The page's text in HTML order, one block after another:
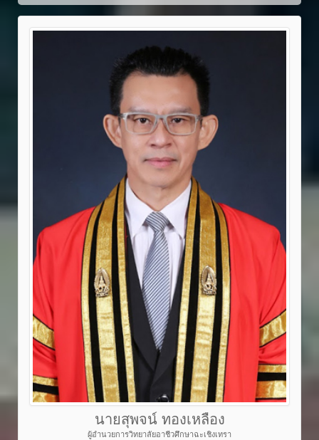
นายสุพจน์ ทองเหลือง
ผู้อำนวยการวิทยาลัยอาชีวศึกษาฉะเชิงเทรา